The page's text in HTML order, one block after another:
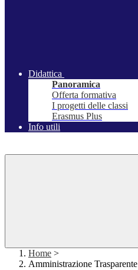
Didattica
Panoramica
Offerta formativa
I progetti delle classi
Erasmus Plus
Info utili
Home >
Amministrazione Trasparente